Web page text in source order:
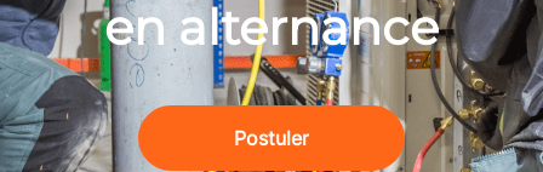
en alternance
Postuler